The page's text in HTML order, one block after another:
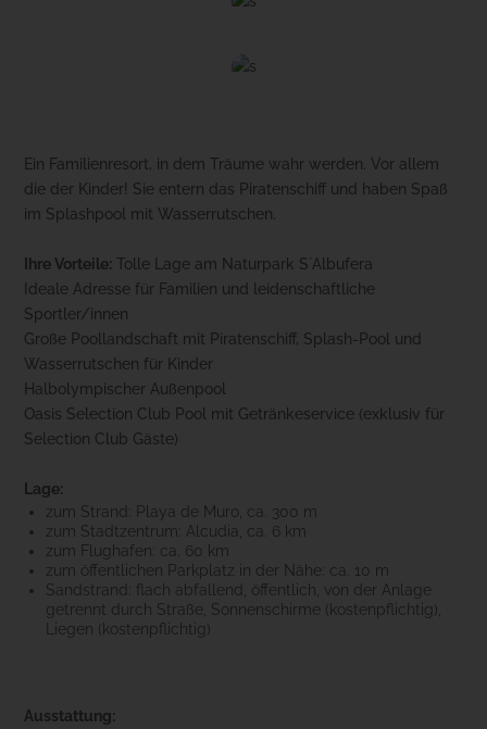
Ein Familienresort, in dem Träume wahr werden. Vor allem
die der Kinder! Sie entern das Piratenschiff und haben Spaß
im Splashpool mit Wasserrutschen.
Ihre Vorteile: Tolle Lage am Naturpark S´Albufera
Ideale Adresse für Familien und leidenschaftliche
Sportler/innen
Große Poollandschaft mit Piratenschiff, Splash-Pool und
Wasserrutschen für Kinder
Halbolympischer Außenpool
Oasis Selection Club Pool mit Getränkeservice (exklusiv für
Selection Club Gäste)
Lage:
zum Strand: Playa de Muro, ca. 300 m
zum Stadtzentrum: Alcudia, ca. 6 km
zum Flughafen: ca. 60 km
zum öffentlichen Parkplatz in der Nähe: ca. 10 m
Sandstrand: flach abfallend, öffentlich, von der Anlage
getrennt durch Straße, Sonnenschirme (kostenpflichtig),
Liegen (kostenpflichtig)
Ausstattung: